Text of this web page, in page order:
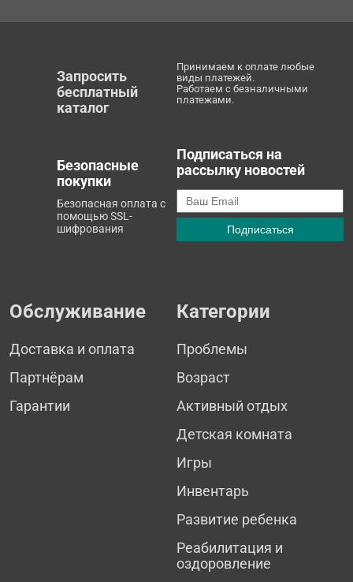
Запросить
бесплатный
каталог
Принимаем к оплате любые
виды платежей.
Работаем с безналичными
платежами.
Безопасные
покупки
Безопасная оплата с
помощью SSL-
шифрования
Подписаться на
рассылку новостей
Обслуживание
Доставка и оплата
Партнёрам
Гарантии
Категории
Проблемы
Возраст
Активный отдых
Детская комната
Игры
Инвентарь
Развитие ребенка
Реабилитация и
оздоровление